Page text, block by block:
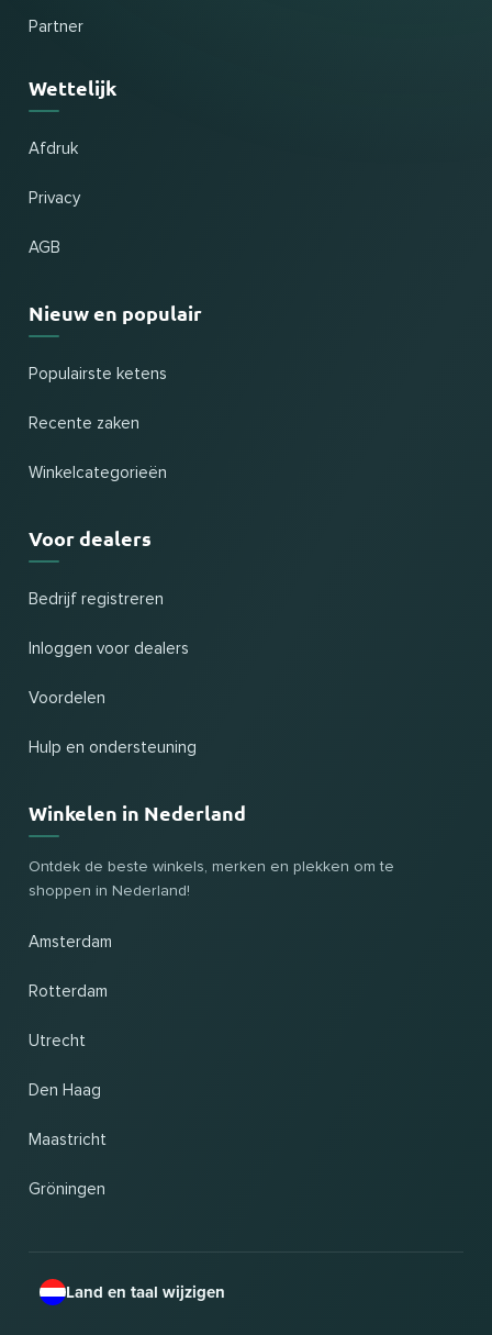
Partner
Wettelijk
Afdruk
Privacy
AGB
Nieuw en populair
Populairste ketens
Recente zaken
Winkelcategorieën
Voor dealers
Bedrijf registreren
Inloggen voor dealers
Voordelen
Hulp en ondersteuning
Winkelen in Nederland
Ontdek de beste winkels, merken en plekken om te
shoppen in Nederland!
Amsterdam
Rotterdam
Utrecht
Den Haag
Maastricht
Gröningen
Land en taal wijzigen